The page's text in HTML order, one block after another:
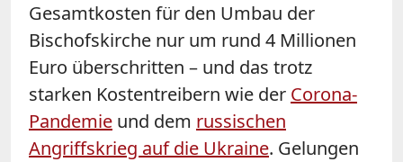
Gesamtkosten für den Umbau der
Bischofskirche nur um rund 4 Millionen
Euro überschritten – und das trotz
starken Kostentreibern wie der Corona-
Pandemie und dem russischen
Angriffskrieg auf die Ukraine. Gelungen